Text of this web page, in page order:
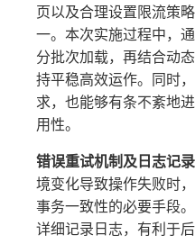
页以及合理设置限流策
一。本次实施过程中，
分批次加载，再结合动
持平稳高效运作。同时
求，也能够有条不紊地
用性。
错误重试机制及日志记录
境变化导致操作失败时
事务一致性的必要手段
详细记录日志，有利于